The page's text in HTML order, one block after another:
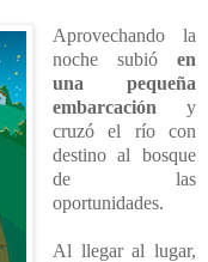
Aprovechando la
noche subió en
una pequeña
embarcación y
cruzó el río con
destino al bosque
de las
oportunidades.
Al llegar al lugar,